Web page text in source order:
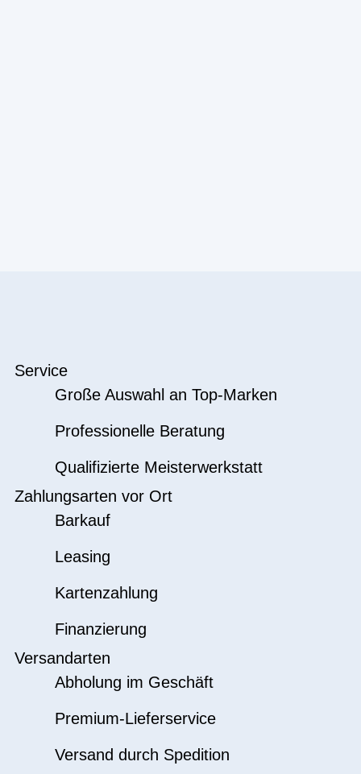
Service
Große Auswahl an Top-Marken
Professionelle Beratung
Qualifizierte Meisterwerkstatt
Zahlungsarten vor Ort
Barkauf
Leasing
Kartenzahlung
Finanzierung
Versandarten
Abholung im Geschäft
Premium-Lieferservice
Versand durch Spedition